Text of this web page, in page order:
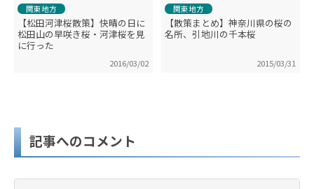
関東地方
【松田河津桜散策】快晴の日に
松田山の早咲き桜・河津桜を見
に行った
2016/03/02
関東地方
【散策まとめ】神奈川県の桜の
名所、引地川の千本桜
2015/03/31
記事へのコメント